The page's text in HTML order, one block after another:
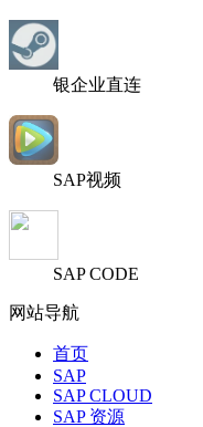
银企业直连
SAP视频
SAP CODE
网站导航
首页
SAP
SAP CLOUD
SAP 资源